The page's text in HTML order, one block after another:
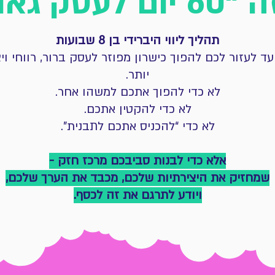
תהליך ליווי היברידי בן 8 שבועות
לעזור לכם להפוך כישרון מפוזר לעסק ברור, רווחי
יותר.
לא כדי להפוך אתכם למשהו אחר.
לא כדי להקטין אתכם.
לא כדי “להכניס אתכם לתבנית”.
אלא כדי לבנות סביבכם מרכז חזק -
שמחזיק את היצירתיות שלכם, מכבד את הערך שלכם,
ויודע לתרגם את זה לכסף.